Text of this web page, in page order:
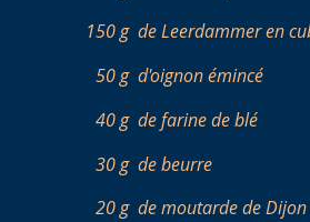
150 g de Leerdammer en
50 g d'oignon émincé
40 g de farine de blé
30 g de beurre
20 g de moutarde de Dijon